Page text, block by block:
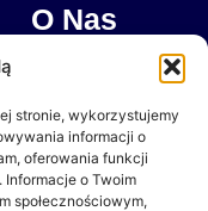
stronie, wykorzystujemy
informacji o
oferowania funkcji
o Twoim
społecznościowym,
O Nas
Partnerzy